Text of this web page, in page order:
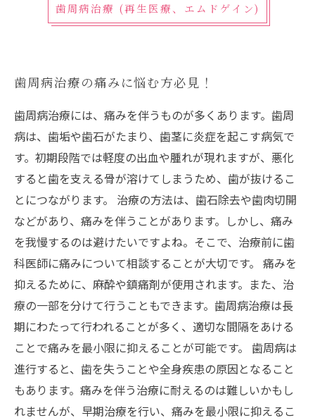
歯周病治療 (再生医療、エムドゲイン)
歯周病治療の痛みに悩む方必見！
歯周病治療には、痛みを伴うものが多くあります。歯周
病は、歯垢や歯石がたまり、歯茎に炎症を起こす病気で
す。初期段階では軽度の出血や腫れが現れますが、悪化
すると歯を支える骨が溶けてしまうため、歯が抜けるこ
とにつながります。 治療の方法は、歯石除去や歯肉切開
などがあり、痛みを伴うことがあります。しかし、痛み
を我慢するのは避けたいですよね。そこで、治療前に歯
科医師に痛みについて相談することが大切です。 痛みを
抑えるために、麻酔や鎮痛剤が使用されます。また、治
療の一部を分けて行うこともできます。歯周病治療は長
期にわたって行われることが多く、適切な間隔をあける
ことで痛みを最小限に抑えることが可能です。 歯周病は
進行すると、歯を失うことや全身疾患の原因となること
もあります。痛みを伴う治療に耐えるのは難しいかもし
れませんが、早期治療を行い、痛みを最小限に抑えるこ